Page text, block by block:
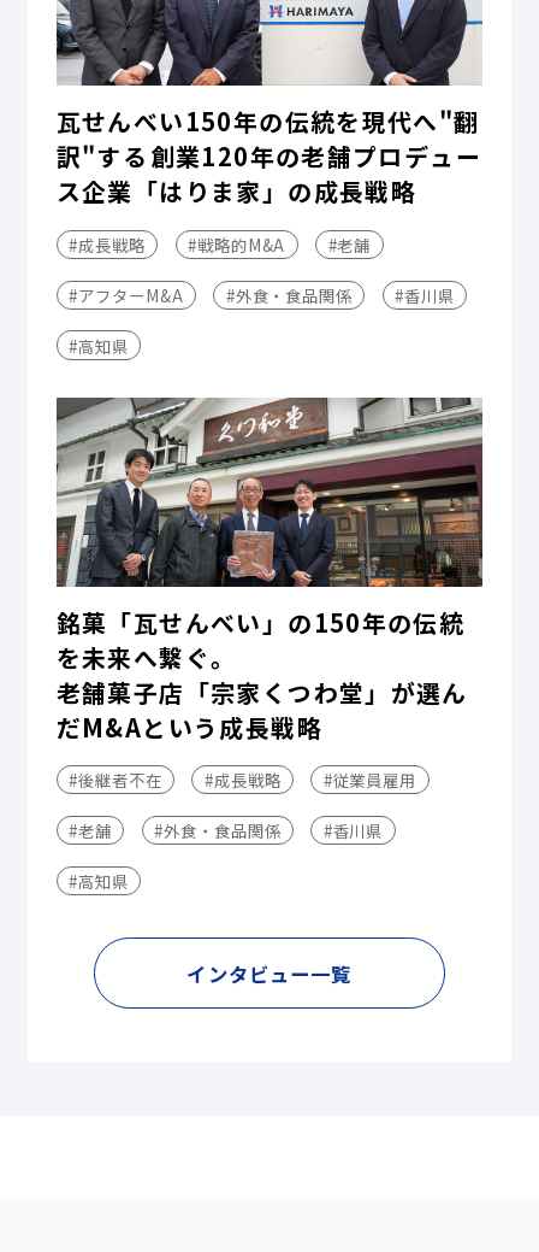
瓦せんべい150年の伝統を現代へ"翻
訳"する――創業120年の老舗プロデュー
ス企業「はりま家」の成長戦略
#成長戦略 #戦略的M&A #老舗
#アフターM&A #外食・食品関係 #香川県
#高知県
銘菓「瓦せんべい」の150年の伝統
を未来へ繋ぐ。
老舗菓子店「宗家くつわ堂」が選ん
だM&Aという成長戦略
#後継者不在 #成長戦略 #従業員雇用
#老舗 #外食・食品関係 #香川県
#高知県
インタビュー一覧